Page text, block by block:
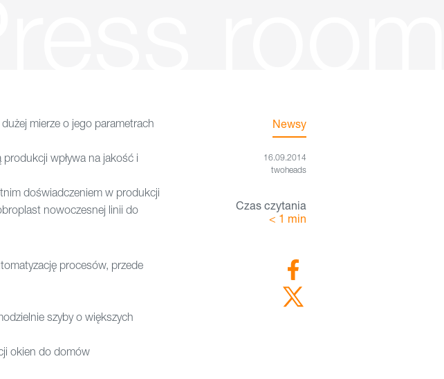
mierze o jego parametrach
wpływa na jakość i
doświadczeniem w produkcji
nowoczesnej linii do
procesów, przede
szyby o większych
okien do domów
Newsy
16.09.2014
twoheads
Czas czytania
< 1 min